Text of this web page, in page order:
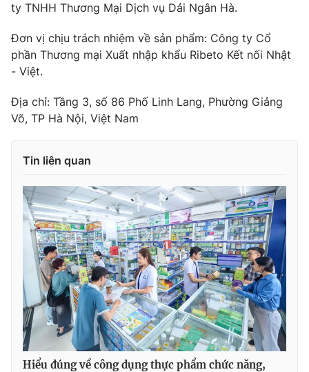
ty TNHH Thương Mại Dịch vụ Dải Ngân Hà.
Đơn vị chịu trách nhiệm về sản phẩm: Công ty Cổ
phần Thương mại Xuất nhập khẩu Ribeto Kết nối Nhật
- Việt.
Địa chỉ: Tầng 3, số 86 Phố Linh Lang, Phường Giảng
Võ, TP Hà Nội, Việt Nam
Tin liên quan
Hiểu đúng về công dụng thực phẩm chức năng,